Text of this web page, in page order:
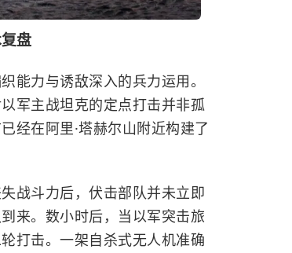
盘
能力与诱敌深入的兵力运用。
军主战坦克的定点打击并非孤
经在阿里·塔赫尔山附近构建了
战斗力后，伏击部队并未立即
来。数小时后，当以军突击旅
打击。一架自杀式无人机准确